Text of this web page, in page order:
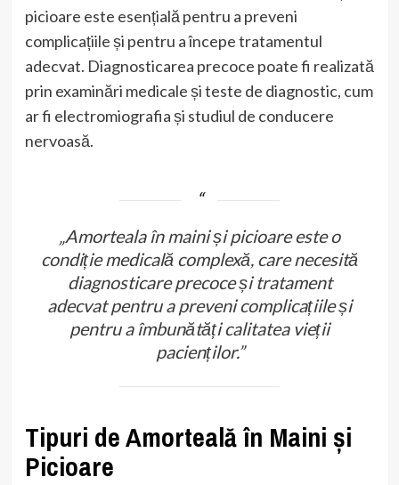
picioare este esențială pentru a preveni
complicațiile și pentru a începe tratamentul
adecvat. Diagnosticarea precoce poate fi realizată
prin examinări medicale și teste de diagnostic, cum
ar fi electromiografia și studiul de conducere
nervoasă.
„Amorteala în maini și picioare este o
condiție medicală complexă, care necesită
diagnosticare precoce și tratament
adecvat pentru a preveni complicațiile și
pentru a îmbunătăți calitatea vieții
pacienților.”
Tipuri de Amorteală în Maini și
Picioare